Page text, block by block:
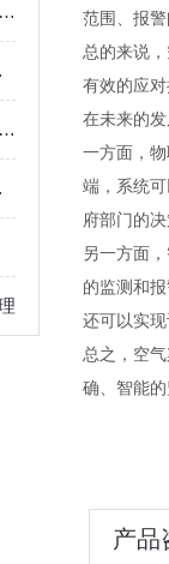
生物报警器一款守护生命安全的科技哨兵
兵
三防专用总控箱：人防地下室的智能指挥中枢
兵”
范围、报
总的来说
有效的应
在未来的
一方面，
端，系统
府部门的
另一方面
的监测和
还可以实
总之，空
确、智能
产品